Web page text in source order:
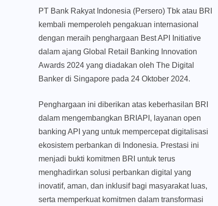
PT Bank Rakyat Indonesia (Persero) Tbk atau BRI
kembali memperoleh pengakuan internasional
dengan meraih penghargaan Best API Initiative
dalam ajang Global Retail Banking Innovation
Awards 2024 yang diadakan oleh The Digital
Banker di Singapore pada 24 Oktober 2024.
Penghargaan ini diberikan atas keberhasilan BRI
dalam mengembangkan BRIAPI, layanan open
banking API yang untuk mempercepat digitalisasi
ekosistem perbankan di Indonesia. Prestasi ini
menjadi bukti komitmen BRI untuk terus
menghadirkan solusi perbankan digital yang
inovatif, aman, dan inklusif bagi masyarakat luas,
serta memperkuat komitmen dalam transformasi